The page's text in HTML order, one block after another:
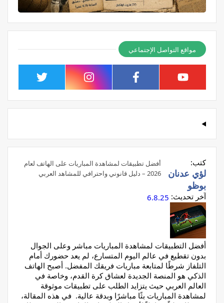
مواقع التواصل الإجتماعي
أفضل تطبيقات لمشاهدة المباريات على الهاتف لعام
2026 – دليل قانوني واحترافي للمشاهد العربي
كتب:
لؤي عدنان
بوظو
آخر تحديث: 6.8.25
أفضل التطبيقات لمشاهدة المباريات مباشر وعلى الجوال
بدون تقطيع في عالم اليوم المتسارع، لم يعد حضورك أمام
التلفاز شرطًا لمتابعة مباريات فريقك المفضل. أصبح الهاتف
الذكي هو المنصة الجديدة لعشاق كرة القدم، وخاصة في
العالم العربي حيث يتزايد الطلب على تطبيقات موثوقة
لمشاهدة المباريات بثًا مباشرًا وبدقة عالية. في هذه المقالة،